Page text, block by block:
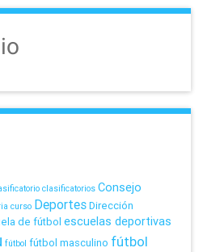
clasificatorios Consejo
curso DeportesDirección
de fútbol escuelas deportivas
fútbol fútbol masculino fútbol